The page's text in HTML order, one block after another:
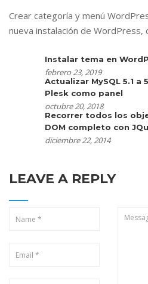
Crear categoría y menú
nueva instalación de WordPress,
Instalar tema en
febrero 23, 2019
Actualizar MySQL 5.1 a
Plesk como panel
octubre 20, 2018
Recorrer todos los
DOM completo con
diciembre 22, 2014
LEAVE A REPLY